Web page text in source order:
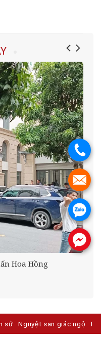
Hoa Hồng
sử Nguyệt san giác ngộ
.
.
.
.